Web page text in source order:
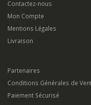
Contactez-nous
Mon Compte
Mentions Légales
Livraison
Partenaires
Conditions Générales de
Paiement Sécurisé